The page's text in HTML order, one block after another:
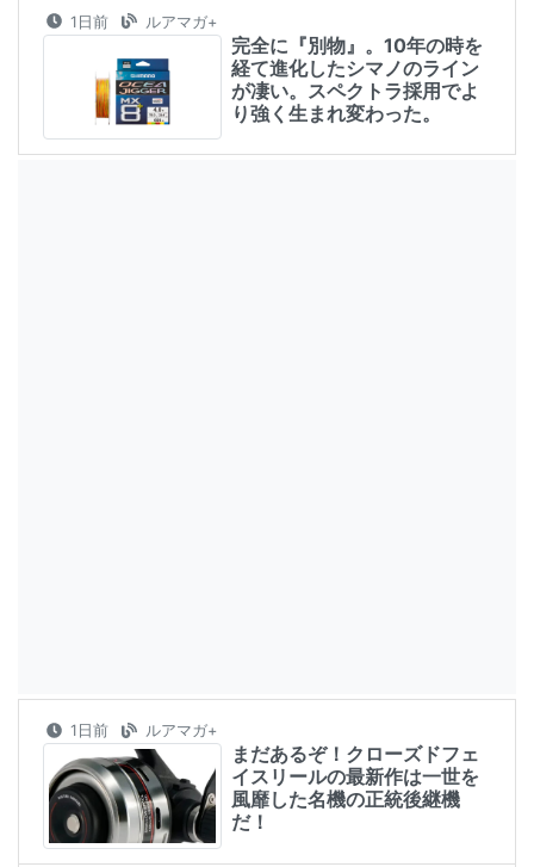
1日前 ルアマガ+
完全に『別物』。10年の時を
経て進化したシマノのライン
が凄い。スペクトラ採用でよ
り強く生まれ変わった。
1日前 ルアマガ+
まだあるぞ！クローズドフェ
イスリールの最新作は一世を
風靡した名機の正統後継機
だ！